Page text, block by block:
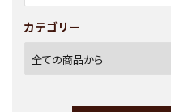
カテゴリー